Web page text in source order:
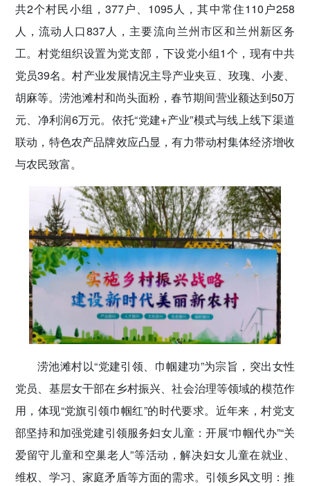
共2个村民小组，377户、1095人，其中常住110户258
人，流动人口837人，主要流向兰州市区和兰州新区务
工。村党组织设置为党支部，下设党小组1个，现有中共
党员39名。村产业发展情况主导产业夹豆、玫瑰、小麦、
胡麻等。涝池滩村和尚头面粉，春节期间营业额达到50万
元、净利润6万元。依托“党建+产业”模式与线上线下渠道
联动，特色农产品牌效应凸显，有力带动村集体经济增收
与农民致富。
涝池滩村以“党建引领、巾帼建功”为宗旨，突出女性
党员、基层女干部在乡村振兴、社会治理等领域的模范作
用，体现“党旗引领巾帼红”的时代要求。近年来，村党支
部坚持和加强党建引领服务妇女儿童：开展“巾帼代办”“关
爱留守儿童和空巢老人”等活动，解决妇女儿童在就业、
维权、学习、家庭矛盾等方面的需求。引领乡风文明：推